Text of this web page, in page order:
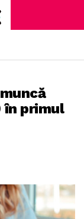
în primul